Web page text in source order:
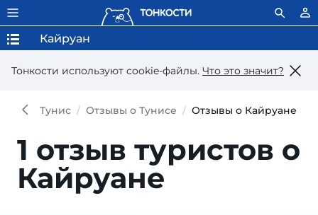
Тонкости используют сookie-файлы. Что это значит?
Кайруан
Тунис Отзывы о Тунисе Отзывы о Кайруане
1 отзыв туристов о
Кайруане